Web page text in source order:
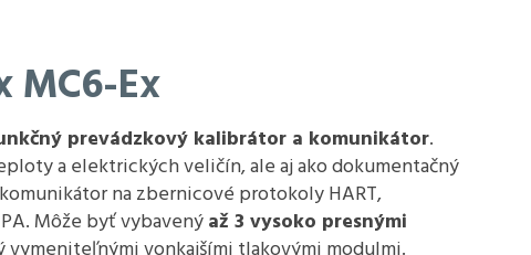
MC6-Ex
prevádzkový kalibrátor a komunikátor.
a elektrických veličín, ale aj ako dokumentačný
na zbernicové protokoly HART,
Môže byť vybavenýaž 3 vysoko presnými
vymeniteľnými vonkajšími tlakovými modulmi.